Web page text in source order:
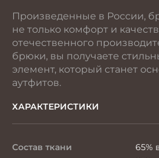
Произведенные в России,
не только комфорт и
отечественного
брюки, вы получаете
элемент, который станет
аутфитов.
ХАРАКТЕРИСТИКИ
Состав ткани
65%